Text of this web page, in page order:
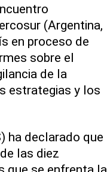
(Argentina,
en proceso de
sobre el
de la
estrategias y los
ha declarado que
las diez